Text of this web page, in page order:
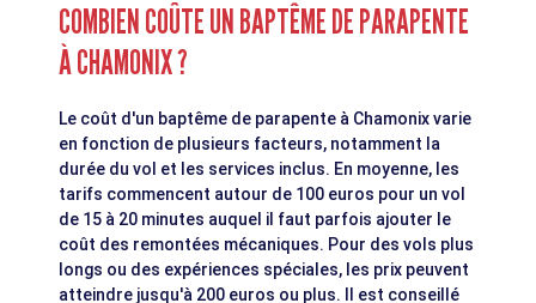
COMBIEN COÛTE UN BAPTÊME DE PARAPENTE
À CHAMONIX ?
Le coût d'un baptême de parapente à Chamonix varie
en fonction de plusieurs facteurs, notamment la
durée du vol et les services inclus. En moyenne, les
tarifs commencent autour de 100 euros pour un vol
de 15 à 20 minutes auquel il faut parfois ajouter le
coût des remontées mécaniques. Pour des vols plus
longs ou des expériences spéciales, les prix peuvent
atteindre jusqu'à 200 euros ou plus. Il est conseillé